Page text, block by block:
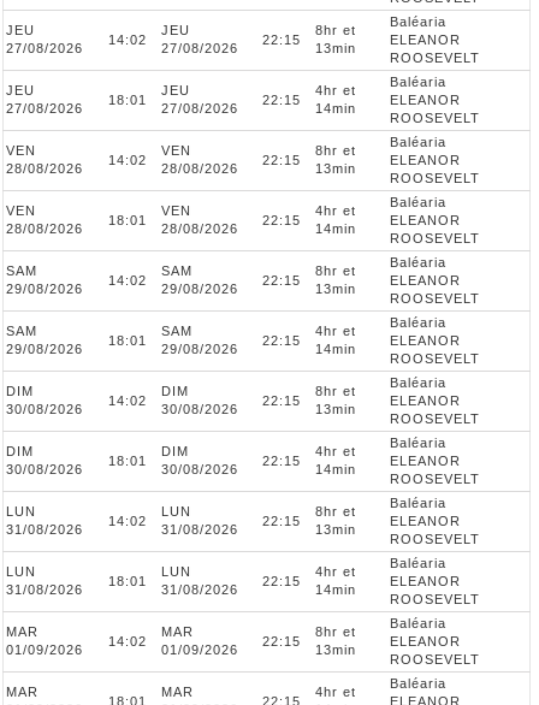
JEU
27/08/2026
14:02
JEU
27/08/2026
22:15
8hr et
13min
Baléaria
ELEANOR
ROOSEVELT
JEU
27/08/2026
18:01
JEU
27/08/2026
22:15
4hr et
14min
Baléaria
ELEANOR
ROOSEVELT
VEN
28/08/2026
14:02
VEN
28/08/2026
22:15
8hr et
13min
Baléaria
ELEANOR
ROOSEVELT
VEN
28/08/2026
18:01
VEN
28/08/2026
22:15
4hr et
14min
Baléaria
ELEANOR
ROOSEVELT
SAM
29/08/2026
14:02
SAM
29/08/2026
22:15
8hr et
13min
Baléaria
ELEANOR
ROOSEVELT
SAM
29/08/2026
18:01
SAM
29/08/2026
22:15
4hr et
14min
Baléaria
ELEANOR
ROOSEVELT
DIM
30/08/2026
14:02
DIM
30/08/2026
22:15
8hr et
13min
Baléaria
ELEANOR
ROOSEVELT
DIM
30/08/2026
18:01
DIM
30/08/2026
22:15
4hr et
14min
Baléaria
ELEANOR
ROOSEVELT
LUN
31/08/2026
14:02
LUN
31/08/2026
22:15
8hr et
13min
Baléaria
ELEANOR
ROOSEVELT
LUN
31/08/2026
18:01
LUN
31/08/2026
22:15
4hr et
14min
Baléaria
ELEANOR
ROOSEVELT
MAR
01/09/2026
14:02
MAR
01/09/2026
22:15
8hr et
13min
Baléaria
ELEANOR
ROOSEVELT
MAR
18:01
MAR
22:15
4hr et
Baléaria
ELEANOR